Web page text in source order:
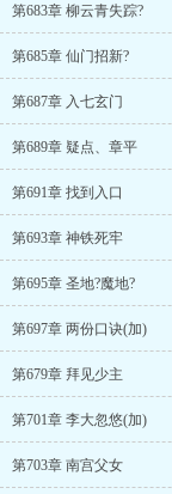
第683章 柳云青失踪?
第685章 仙门招新?
第687章 入七玄门
第689章 疑点、章平
第691章 找到入口
第693章 神铁死牢
第695章 圣地?魔地?
第697章 两份口诀(加)
第679章 拜见少主
第701章 李大忽悠(加)
第703章 南宫父女